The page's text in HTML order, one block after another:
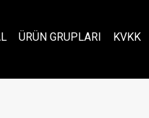
ÜRÜN GRUPLARI KVKK